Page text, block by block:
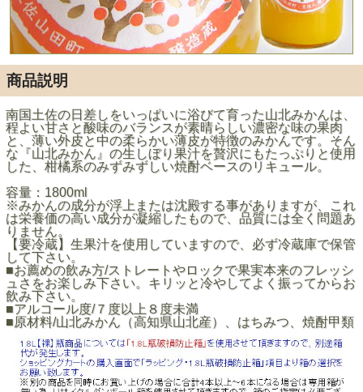
商品説明
南国土佐の日差しをいっぱいに浴びて育った山北みかんは、
程よい甘さと酸味のバランスが素晴らしい濃密な味の果肉
と、薄い外皮と中の柔らかい薄皮が特徴のみかんです。そん
な『山北みかん』の生しぼり果汁を贅沢にもたっぷりと使用
した、柑橘系のみずみずしい焼酎ベースのリキュール。
容量：1800ml
※みかんの成分が浮上または沈殿する事がありますが、これ
は栄養価の高い成分が凝縮したもので、品質には全く問題あ
りません。
【要冷蔵】生果汁を使用していますので、必ず冷蔵庫で保管
して下さい。
■お薦めの飲み方/ストレートやロックで果実本来のフレッシ
ュさをお楽しみ下さい。キリッと冷やしてよく振ってからお
飲み下さい。
■アルコール度/７度以上８度未満
■原材料/山北みかん（高知県山北産）、はちみつ、焼酎甲類